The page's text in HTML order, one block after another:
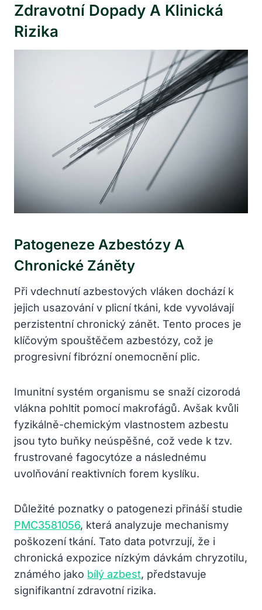
Zdravotní Dopady A Klinická
Rizika
Patogeneze Azbestózy A
Chronické Záněty
Při vdechnutí azbestových vláken dochází k
jejich usazování v plicní tkáni, kde vyvolávají
perzistentní chronický zánět. Tento proces je
klíčovým spouštěčem azbestózy, což je
progresivní fibrózní onemocnění plic.
Imunitní systém organismu se snaží cizorodá
vlákna pohltit pomocí makrofágů. Avšak kvůli
fyzikálně-chemickým vlastnostem azbestu
jsou tyto buňky neúspěšné, což vede k tzv.
frustrované fagocytóze a následnému
uvolňování reaktivních forem kyslíku.
Důležité poznatky o patogenezi přináší studie
PMC3581056, která analyzuje mechanismy
poškození tkání. Tato data potvrzují, že i
chronická expozice nízkým dávkám chryzotilu,
známého jako bílý azbest, představuje
signifikantní zdravotní rizika.